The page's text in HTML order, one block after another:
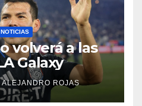
NOTICIAS
volverá a las
Galaxy
ALEJANDRO ROJAS